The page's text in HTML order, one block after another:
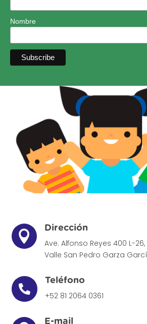
Nombre

Dirección
Ave. Alfonso Reyes 400 L-
Valle San Pedro Garza

Teléfono
+52 81 2064 0361
E-mail